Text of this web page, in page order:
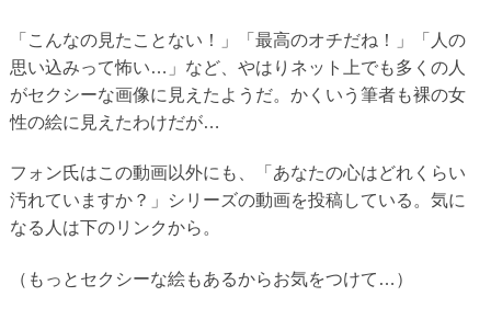
「こんなの見たことない！」「最高のオチだね！」「人の
思い込みって怖い…」など、やはりネット上でも多くの人
がセクシーな画像に見えたようだ。かくいう筆者も裸の女
性の絵に見えたわけだが…
フォン氏はこの動画以外にも、「あなたの心はどれくらい
汚れていますか？」シリーズの動画を投稿している。気に
なる人は下のリンクから。
（もっとセクシーな絵もあるからお気をつけて…）